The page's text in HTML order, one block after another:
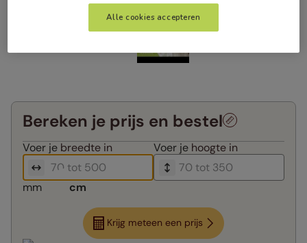
Bereken je prijs en bestel
Voer je breedte in Voer je hoogte in
mm cm
Krijg meteen een prijs
Alle cookies accepteren